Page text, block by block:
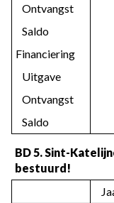
   Ontvangst
   Saldo
Financiering
   Uitgave
   Ontvangst
   Saldo
BD 5. Sint-
bestuurd!